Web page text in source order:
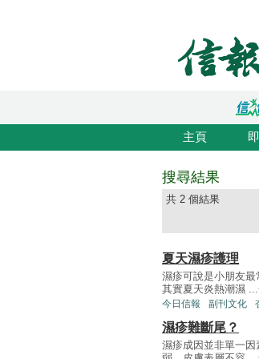
主頁
搜尋結果
共 2 個結果
夏天濕疹護理
濕疹可說是小朋友最
其實夏天炎熱潮濕 ...
今日信報 副刊文化
濕疹難斷尾？
濕疹成因並非單一